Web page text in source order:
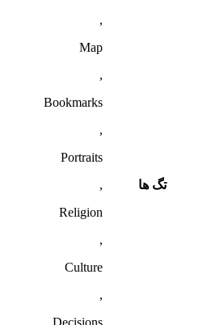
تگ ها
,
Map
,
Bookmarks
,
Portraits
,
Religion
,
Culture
,
Decisions